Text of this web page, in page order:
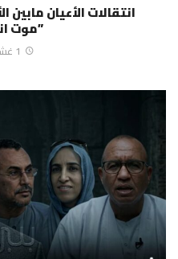
انتقالات الأعيان مابين
”موت
1 غشت، 2026